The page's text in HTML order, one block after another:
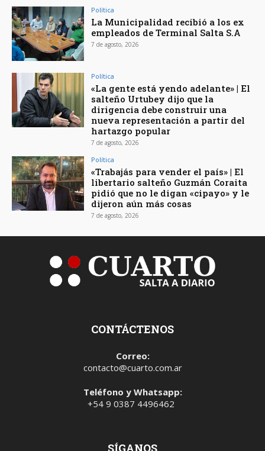
Política
La Municipalidad recibió a los ex
empleados de Terminal Salta S.A
7 de agosto, 2026
Política
«La gente está yendo adelante» | El
salteño Urtubey dijo que la
dirigencia debe construir una
nueva representación a partir del
hartazgo popular
7 de agosto, 2026
Política
«Trabajás para vender el país» | El
libertario salteño Guzmán Coraita
pidió que no le digan «cipayo» y le
dijeron aún más cosas
7 de agosto, 2026
CONTÁCTENOS
Correo:
contacto@cuarto.com.ar
Teléfono y Whatsapp:
+54 9 0387 4496462
SÍGANOS